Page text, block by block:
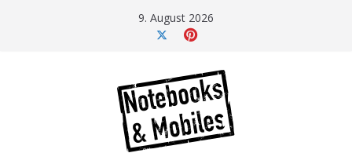
9. August 2026